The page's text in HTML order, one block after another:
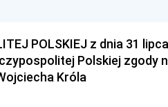
POLSKIEJ z dnia 31
Polskiej zgody
Króla